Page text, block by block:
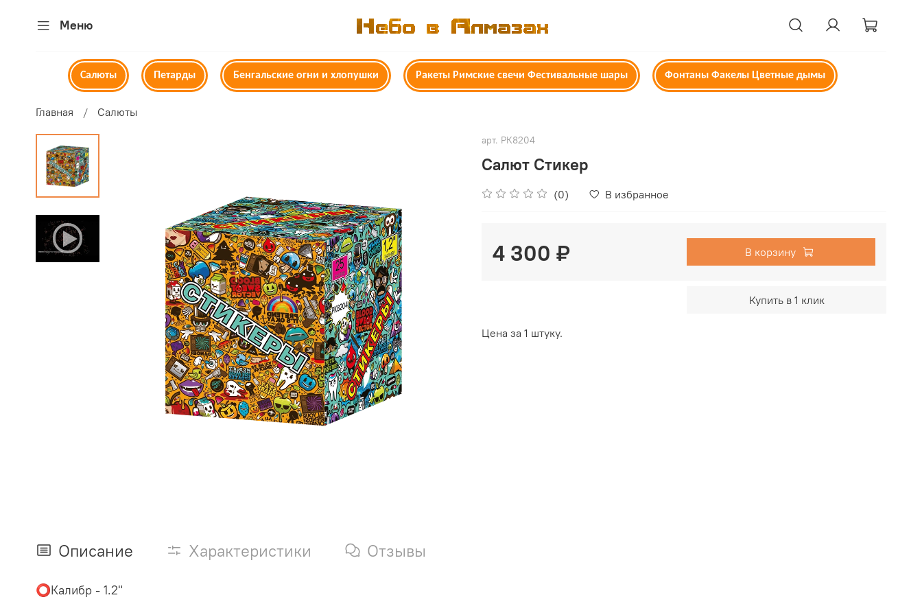
Меню
Салюты Петарды Бенгальские огни и хлопушки Ракеты Римские свечи Фестивальные шары Фонтаны Факелы Цветные дымы
Главная Салюты
арт. РК8204
Салют Стикер
(0) В избранное
4 300 ₽ В корзину
Купить в 1 клик
Цена за 1 штуку.
Описание Характеристики Отзывы
⭕️Калибр - 1.2"